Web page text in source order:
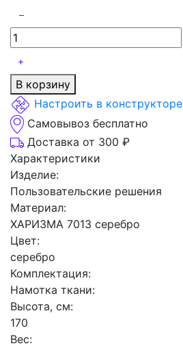
В корзину
Настроить в конструкторе
Самовывоз бесплатно
Доставка от 300 ₽
Характеристики
Изделие:
Пользовательские решения
Материал:
ХАРИЗМА 7013 серебро
Цвет:
серебро
Комплектация:
Намотка ткани:
Высота, см:
170
Вес: